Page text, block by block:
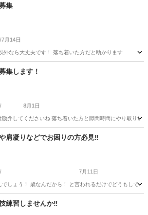
/他格闘技
集
7月14日
外なら大丈夫です！ 落ち着いた方だと助かります
他集します！
8月1日
勘弁してくださいね 落ち着いた方と隙間時間にやり取りし
他 隙間時間
肩凝りなどでお困りの方必見‼️
7月11日
しょう！ 歳なんだから！ と言われるだけでどうもして
他練習しませんか‼️